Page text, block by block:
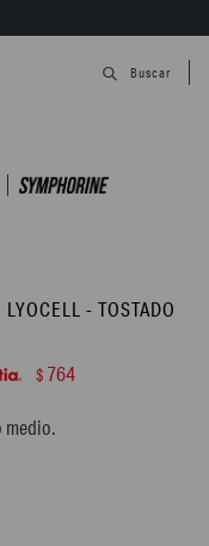
- TOSTADO
$ 764
medio.